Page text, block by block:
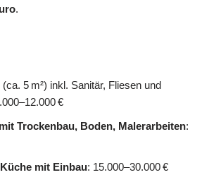
.
(ca. 5 m²) inkl. Sanitär, Fliesen und
€
Trockenbau, Boden, Malerarbeiten:
mit Einbau: 15.000–30.000 €